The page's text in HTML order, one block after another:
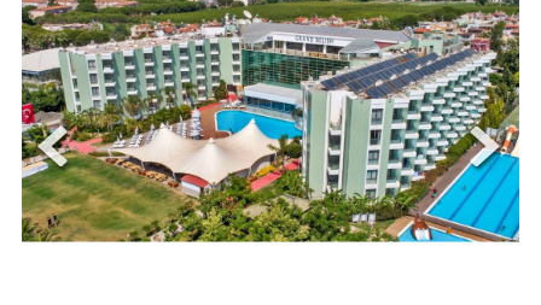
ЗА НАС
КОНТАКТИ
ФИРМЕНИ ДОКУМЕНТИ
0700 144 34 Запитване
ПОСЛЕДВАЙТЕ НИ